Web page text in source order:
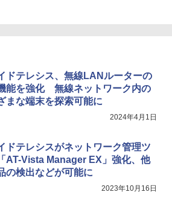
ドテレシス、無線LANルーターの
能を強化 無線ネットワーク内の
まな端末を探索可能に
2024年4月1日
ドテレシスがネットワーク管理ツ
AT-Vista Manager EX」強化、他
の検出などが可能に
2023年10月16日